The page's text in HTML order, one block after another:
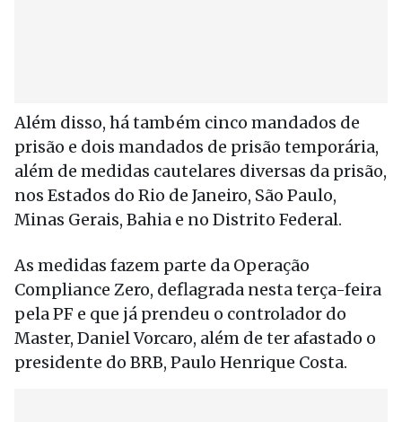
Além disso, há também cinco mandados de
prisão e dois mandados de prisão temporária,
além de medidas cautelares diversas da prisão,
nos Estados do Rio de Janeiro, São Paulo,
Minas Gerais, Bahia e no Distrito Federal.
As medidas fazem parte da Operação
Compliance Zero, deflagrada nesta terça-feira
pela PF e que já prendeu o controlador do
Master, Daniel Vorcaro, além de ter afastado o
presidente do BRB, Paulo Henrique Costa.